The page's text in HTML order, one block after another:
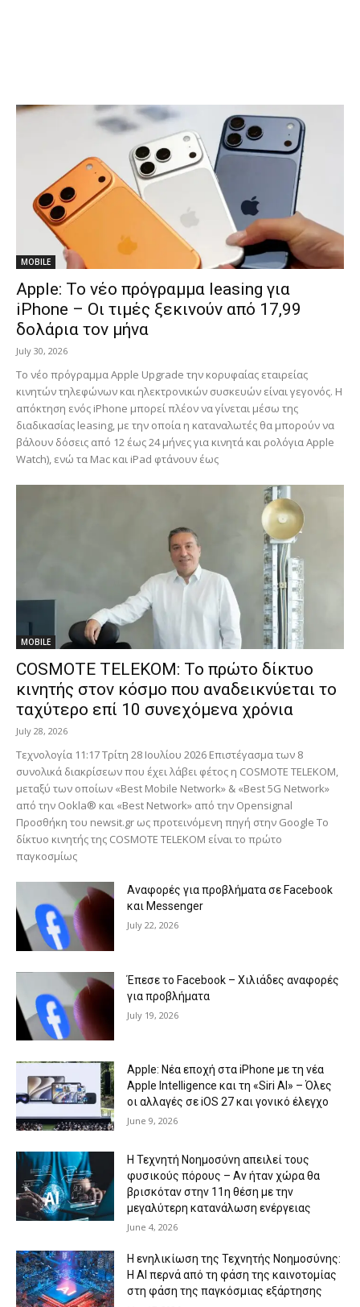
MOBILE
Apple: Το νέο πρόγραμμα leasing για
iPhone – Οι τιμές ξεκινούν από 17,99
δολάρια τον μήνα
July 30, 2026
Το νέο πρόγραμμα Apple Upgrade την κορυφαίας εταιρείας
κινητών τηλεφώνων και ηλεκτρονικών συσκευών είναι γεγονός. Η
απόκτηση ενός iPhone μπορεί πλέον να γίνεται μέσω της
διαδικασίας leasing, με την οποία η καταναλωτές θα μπορούν να
βάλουν δόσεις από 12 έως 24 μήνες για κινητά και ρολόγια Apple
Watch), ενώ τα Mac και iPad φτάνουν έως
MOBILE
COSMOTE TELEKOM: Το πρώτο δίκτυο
κινητής στον κόσμο που αναδεικνύεται το
ταχύτερο επί 10 συνεχόμενα χρόνια
July 28, 2026
Τεχνολογία 11:17 Τρίτη 28 Ιουλίου 2026 Επιστέγασμα των 8
συνολικά διακρίσεων που έχει λάβει φέτος η COSMOTE TELEKOM,
μεταξύ των οποίων «Best Mobile Network» & «Best 5G Network»
από την Ookla® και «Best Network» από την Opensignal
Προσθήκη του newsit.gr ως προτεινόμενη πηγή στην Google Το
δίκτυο κινητής της COSMOTE TELEKOM είναι το πρώτο
παγκοσμίως
Αναφορές για προβλήματα σε Facebook
και Messenger
July 22, 2026
Έπεσε το Facebook – Χιλιάδες αναφορές
για προβλήματα
July 19, 2026
Apple: Νέα εποχή στα iPhone με τη νέα
Apple Intelligence και τη «Siri AI» – Όλες
οι αλλαγές σε iOS 27 και γονικό έλεγχο
June 9, 2026
Η Τεχνητή Νοημοσύνη απειλεί τους
φυσικούς πόρους – Αν ήταν χώρα θα
βρισκόταν στην 11η θέση με την
μεγαλύτερη κατανάλωση ενέργειας
June 4, 2026
Η ενηλικίωση της Τεχνητής Νοημοσύνης:
Η AI περνά από τη φάση της καινοτομίας
στη φάση της παγκόσμιας εξάρτησης